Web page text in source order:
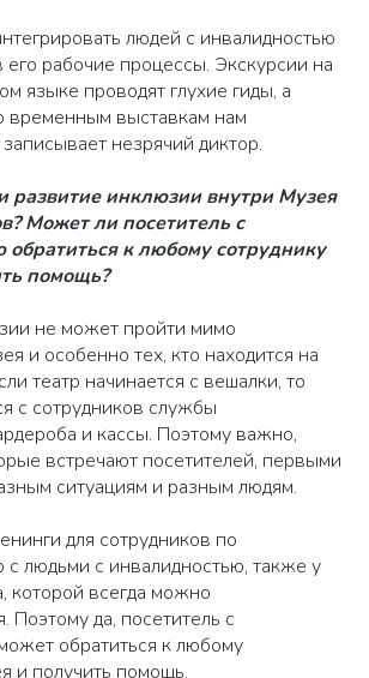
людей с инвалидностью
рабочие процессы. Экскурсии на
языке проводят глухие гиды, а
временным выставкам нам
незрячий диктор.
развитие инклюзии внутри Музея
Может ли посетитель с
обратиться к любому сотруднику
помощь?
не может пройти мимо
и особенно тех, кто находится на
театр начинается с вешалки, то
с сотрудников службы
и кассы. Поэтому важно,
встречают посетителей, первыми
ситуациям и разным людям.
для сотрудников по
с людьми с инвалидностью, также у
которой всегда можно
Поэтому да, посетитель с
обратиться к любому
и получить помощь.